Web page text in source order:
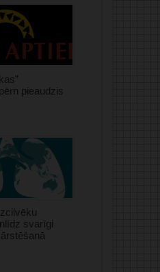
pieaudzis
svarīgi